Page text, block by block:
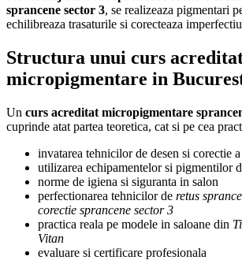
sprancene sector 3, se realizeaza pigmentari
echilibreaza trasaturile si corecteaza
Structura unui curs
micropigmentare in
Un curs acreditat micropigmentare
cuprinde atat partea teoretica, cat si pe cea
invatarea tehnicilor de desen si corectie
utilizarea echipamentelor si pigmentilor
norme de igiena si siguranta in salon
perfectionarea tehnicilor de retus
corectie sprancene sector 3
practica reala pe modele in saloane din
Vitan
evaluare si certificare profesionala